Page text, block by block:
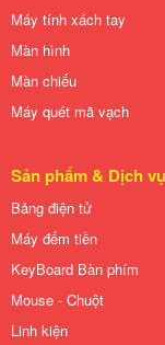
Máy tính xách tay
Màn hình
Màn chiếu
Máy quét mã vạch
Sản phẩm & Dịch vụ
Bảng điện tử
Máy đếm tiền
KeyBoard Bàn phím
Mouse - Chuột
Linh kiện